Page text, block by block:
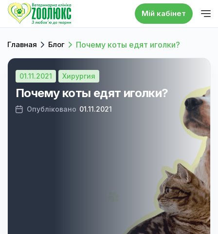
Мій кабінет
Главная Блог Почему коты едят иголки?
01.11.2021 Хирургия
Почему коты едят иголки?
Опубліковано 01.11.2021